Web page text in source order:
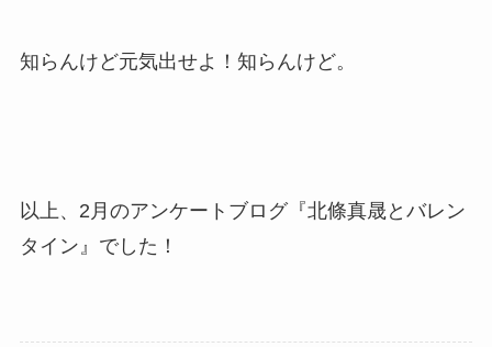
知らんけど元気出せよ！知らんけど。
以上、2月のアンケートブログ『北條真晟とバレン
タイン』でした！